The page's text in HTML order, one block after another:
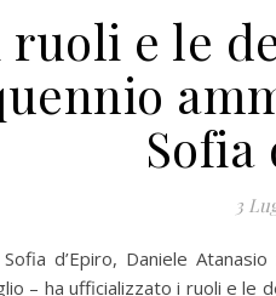
ruoli e le
Sofia
3
d’Epiro, Daniele
– ha ufficializzato i ruoli e le